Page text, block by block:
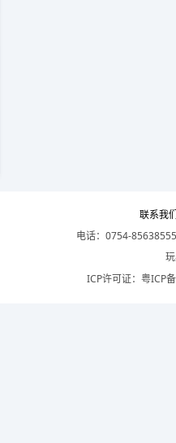
联系我
电话：0754-
ICP许可证： 粤ICP